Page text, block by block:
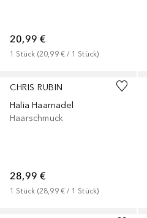
20,99 €
1 Stück (20,99 € / 1 Stück)
CHRIS RUBIN
Halia Haarnadel
Haarschmuck
28,99 €
1 Stück (28,99 € / 1 Stück)